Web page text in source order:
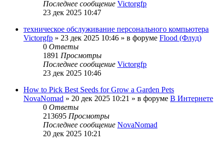
Последнее сообщение Victorgfp
23 дек 2025 10:47
техническое обслуживание персонального компьютера
Victorgfp » 23 дек 2025 10:46 » в форуме Flood (Флуд)
0 Ответы
1891 Просмотры
Последнее сообщение Victorgfp
23 дек 2025 10:46
How to Pick Best Seeds for Grow a Garden Pets
NovaNomad » 20 дек 2025 10:21 » в форуме В Интернете
0 Ответы
213695 Просмотры
Последнее сообщение NovaNomad
20 дек 2025 10:21